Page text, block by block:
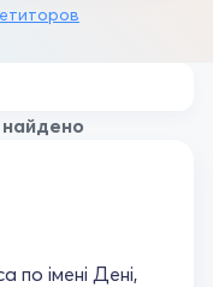
найдено
по імені Дені,